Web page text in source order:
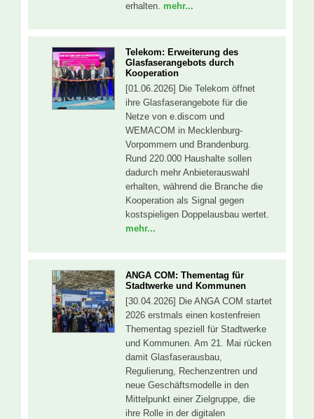
erhalten. mehr...
Telekom: Erweiterung des
Glasfaserangebots durch
Kooperation
[01.06.2026] Die Telekom öffnet
ihre Glasfaserangebote für die
Netze von e.discom und
WEMACOM in Mecklenburg-
Vorpommern und Brandenburg.
Rund 220.000 Haushalte sollen
dadurch mehr Anbieterauswahl
erhalten, während die Branche die
Kooperation als Signal gegen
kostspieligen Doppelausbau wertet.
mehr...
ANGA COM: Thementag für
Stadtwerke und Kommunen
[30.04.2026] Die ANGA COM startet
2026 erstmals einen kostenfreien
Thementag speziell für Stadtwerke
und Kommunen. Am 21. Mai rücken
damit Glasfaserausbau,
Regulierung, Rechenzentren und
neue Geschäftsmodelle in den
Mittelpunkt einer Zielgruppe, die
ihre Rolle in der digitalen